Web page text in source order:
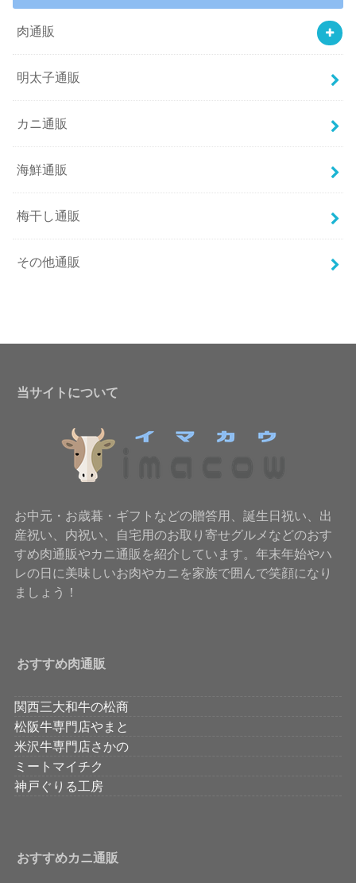
肉通販
明太子通販
カニ通販
海鮮通販
梅干し通販
その他通販
当サイトについて
お中元・お歳暮・ギフトなどの贈答用、誕生日祝い、出
産祝い、内祝い、自宅用のお取り寄せグルメなどのおす
すめ肉通販やカニ通販を紹介しています。年末年始やハ
レの日に美味しいお肉やカニを家族で囲んで笑顔になり
ましょう！
おすすめ肉通販
関西三大和牛の松商
松阪牛専門店やまと
米沢牛専門店さかの
ミートマイチク
神戸ぐりる工房
おすすめカニ通販